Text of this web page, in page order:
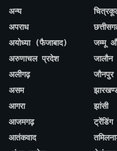
अन्य
अपराध
अयोध्या (फैजाबाद)
अरुणाचल प्रदेश
अलीगढ़
असम
आगरा
आजमगढ़
आतंकवाद
जम्मू
जालौन
जौनपुर
झांसी
ट्रेंडिंग